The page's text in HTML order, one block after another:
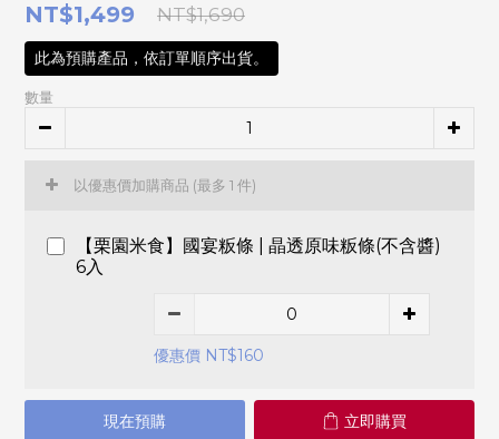
NT$1,499 NT$1,690
此為預購產品，依訂單順序出貨。
數量
以優惠價加購商品 (最多 1 件)
【栗園米食】國宴粄條 | 晶透原味粄條(不含醬)
6入
優惠價 NT$160
現在預購 立即購買